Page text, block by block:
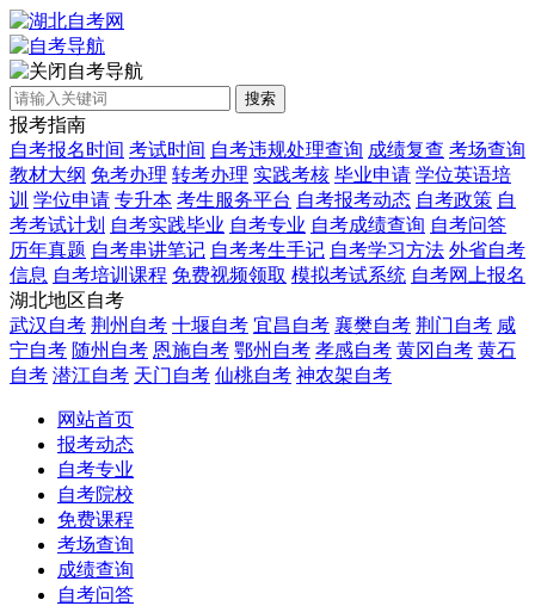
自考导航
搜索
报考指南
自考报名时间 考试时间 自考违规处理查询 成绩复查 考场查询
教材大纲 免考办理 转考办理 实践考核 毕业申请 学位英语培
训 学位申请 专升本 考生服务平台 自考报考动态 自考政策 自
考考试计划 自考实践毕业 自考专业 自考成绩查询 自考问答
历年真题 自考串讲笔记 自考考生手记 自考学习方法 外省自考
信息 自考培训课程 免费视频领取 模拟考试系统 自考网上报名
湖北地区自考
武汉自考 荆州自考 十堰自考 宜昌自考 襄樊自考 荆门自考 咸
宁自考 随州自考 恩施自考 鄂州自考 孝感自考 黄冈自考 黄石
自考 潜江自考 天门自考 仙桃自考 神农架自考
网站首页
报考动态
自考专业
自考院校
免费课程
考场查询
成绩查询
自考问答